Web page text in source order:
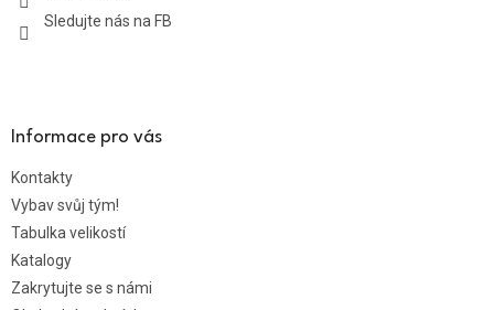
Sledujte nás na FB
Informace pro vás
Kontakty
Vybav svůj tým!
Tabulka velikostí
Katalogy
Zakrytujte se s námi